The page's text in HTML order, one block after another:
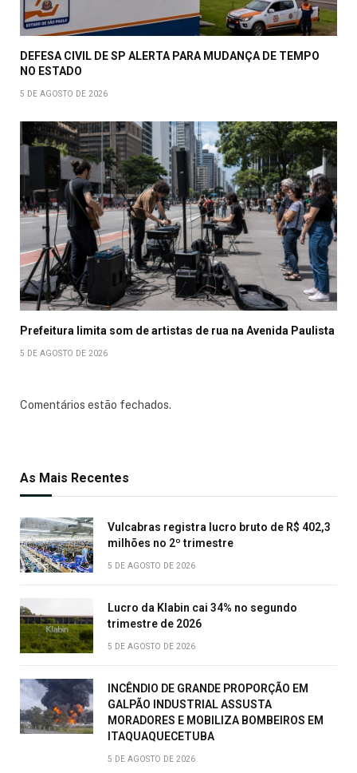
DEFESA CIVIL DE SP ALERTA PARA MUDANÇA DE TEMPO
NO ESTADO
5 DE AGOSTO DE 2026
Prefeitura limita som de artistas de rua na Avenida Paulista
5 DE AGOSTO DE 2026
Comentários estão fechados.
As Mais Recentes
Vulcabras registra lucro bruto de R$ 402,3
milhões no 2º trimestre
5 DE AGOSTO DE 2026
Lucro da Klabin cai 34% no segundo
trimestre de 2026
5 DE AGOSTO DE 2026
INCÊNDIO DE GRANDE PROPORÇÃO EM
GALPÃO INDUSTRIAL ASSUSTA
MORADORES E MOBILIZA BOMBEIROS EM
ITAQUAQUECETUBA
5 DE AGOSTO DE 2026